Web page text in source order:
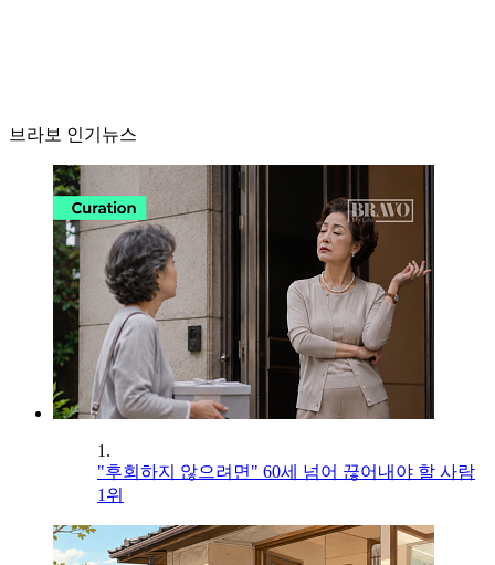
브라보 인기뉴스
1.
"후회하지 않으려면" 60세 넘어 끊어내야 할 사람
1위